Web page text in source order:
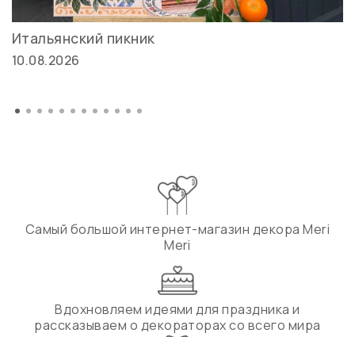
Итальянский пикник
10.08.2026
Самый большой интернет-магазин декора Meri
Meri
Вдохновляем идеями для праздника и
рассказываем о декораторах со всего мира